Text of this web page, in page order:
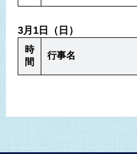
3月1日（日）
時
間
行事名